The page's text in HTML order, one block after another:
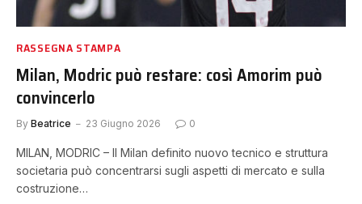
RASSEGNA STAMPA
Milan, Modric può restare: così Amorim può
convincerlo
By Beatrice 23 Giugno 2026 0
MILAN, MODRIC – Il Milan definito nuovo tecnico e struttura
societaria può concentrarsi sugli aspetti di mercato e sulla
costruzione…